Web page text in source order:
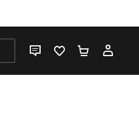
LIVE CHATFAVORIS 0PANIER 0